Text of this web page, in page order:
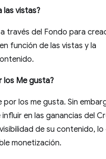
las vistas?
través del Fondo para
función de las vistas y la
los Me gusta?
los me gusta. Sin
en las ganancias del
de su contenido, lo
monetización.